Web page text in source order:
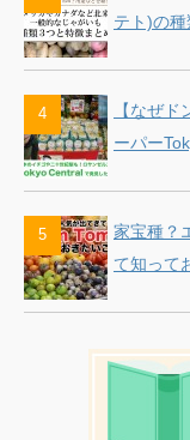
テト)の
【なぜ
ーパー
家宝種？
て知って